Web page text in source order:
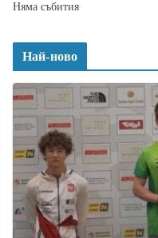
Няма събития
Най-ново